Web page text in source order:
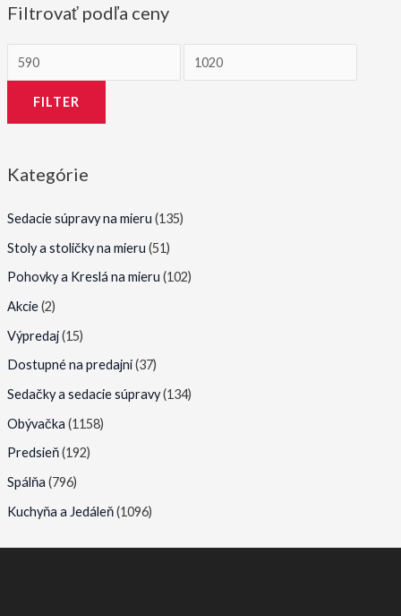
Filtrovať podľa ceny
i
á
l
e
n
a
a
l
FILTER
Kategórie
Sedacie súpravy na mieru (135)
Stoly a stoličky na mieru (51)
Pohovky a Kreslá na mieru (102)
Akcie(2)
Výpredaj(15)
Dostupné na predajni(37)
Sedačky a sedacie súpravy(134)
Obývačka (1158)
Predsieň(192)
Spálňa (796)
Kuchyňa a Jedáleň(1096)